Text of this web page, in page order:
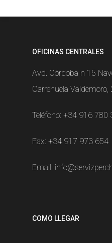
OFICINAS CENTRALES
Avd. Córdoba n 15
Carrehuela
Teléfono: +34 916 780
Fax: +34 917 973 654
Email:
COMO LLEGAR